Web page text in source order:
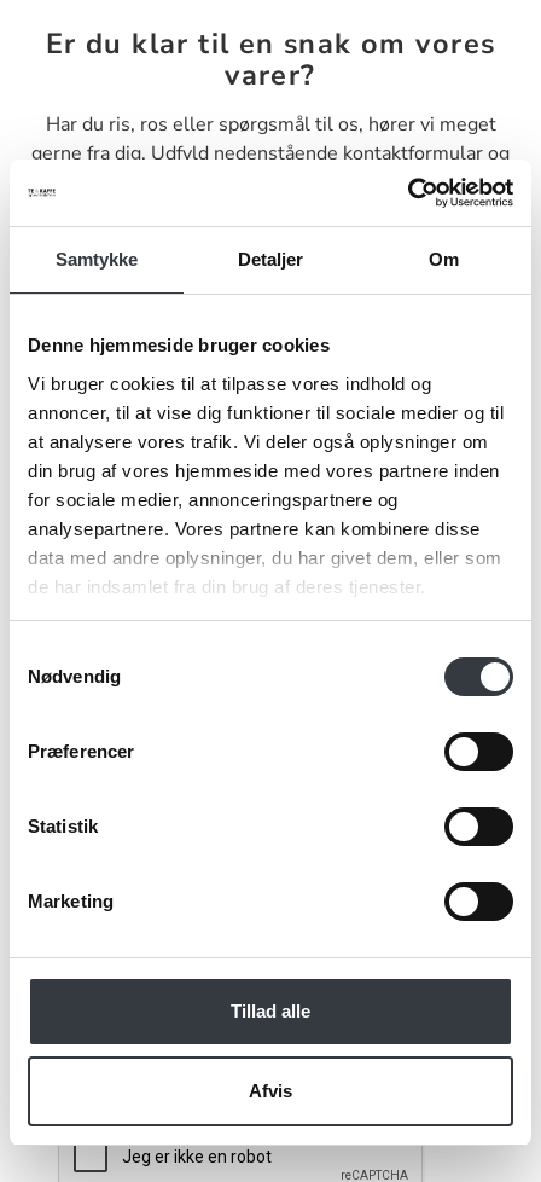
Samtykke Detaljer Om
Denne hjemmeside bruger cookies
Vi bruger cookies til at tilpasse vores indhold og
annoncer, til at vise dig funktioner til sociale medier og til
at analysere vores trafik. Vi deler også oplysninger om
din brug af vores hjemmeside med vores partnere inden
for sociale medier, annonceringspartnere og
analysepartnere. Vores partnere kan kombinere disse
data med andre oplysninger, du har givet dem, eller som
de har indsamlet fra din brug af deres tjenester.
Nødvendig
Præferencer
Statistik
Marketing
Tillad alle
Afvis
Er du klar til en snak om vores
varer?
Har du ris, ros eller spørgsmål til os, hører vi meget
gerne fra dig. Udfyld nedenstående kontaktformular og
send den til os, så vender vi tilbage til dig hurtigst muligt.
Navn*
Firma*
Telefonnr.*
Email*
specialistenspersondatapolitik. *
*Obligatorisk